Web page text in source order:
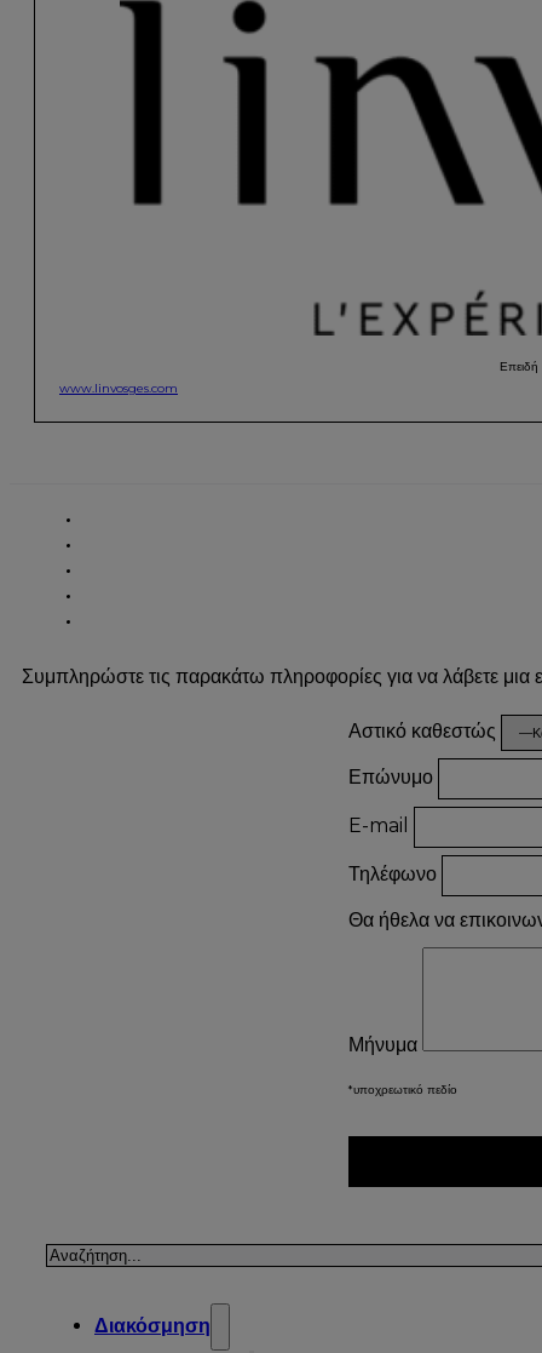
Επειδή
www.linvosges.com
Συμπληρώστε τις παρακάτω πληροφορίες για να λάβετε μια
Αστικό καθεστώς
Επώνυμο
E-mail
Τηλέφωνο
Θα ήθελα να
Μήνυμα
*υποχρεωτικό πεδίο
Αναζήτηση
Διακόσμηση